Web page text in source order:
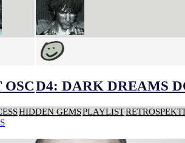
OSCD4: DARK DREAMS
HIDDEN GEMSPLAYLIST